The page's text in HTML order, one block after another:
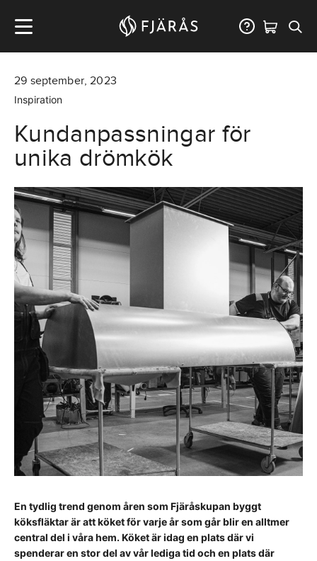
29 september,2023
Inspiration
Kundanpassningar för
unika drömkök
En tydlig trend genom åren som Fjäråskupan byggt
köksfläktar är att köket för varje år som går blir en alltmer
central del i våra hem. Köket är idag en plats där vi
spenderar en stor del av vår lediga tid och en plats där